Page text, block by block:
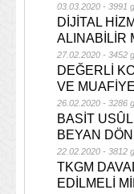
03.03.2020 - 3991
DİJİTAL
ALINABİLİR
27.02.2020 - 3452
DEĞERLİ
VE
26.02.2020 - 3286
BASİT
BEYAN
22.02.2020 - 3812
TKGM
EDİLMELİ